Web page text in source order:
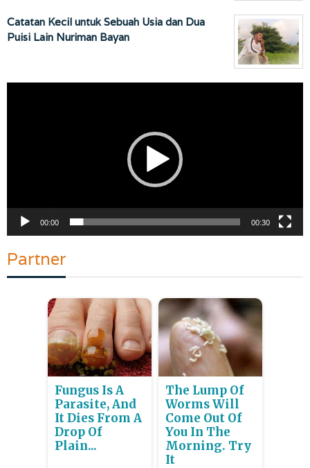
Catatan Kecil untuk Sebuah Usia dan Dua
Puisi Lain Nuriman Bayan
00:00 00:30
Partner
Fungus Is A
Parasite, And
It Dies From A
Drop Of
Plain...
The Lump Of
Worms Will
Come Out Of
You In The
Morning. Try
It